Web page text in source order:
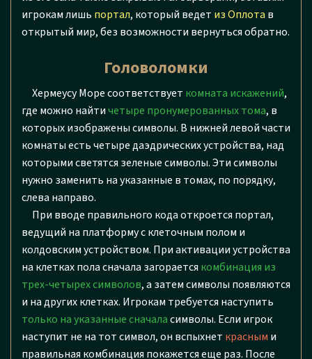
игрокам лишь портал, который ведет из Оплота в
открытый мир, без возможности вернуться обратно.
Головоломки
Хермеусу Море соответствует комната искажений,
где можно найтичетыре пронумерованных тома, в
которых изображены символы. В нижней левой части
комнаты есть четыре даэдрических устройства, над
которыми светятся зеленые символы. Эти символы
нужно заменить на указанные в томах, по порядку,
слева направо.
При вводе правильного кода откроется портал,
ведущий на платформу с клеточным полом и
колдовским устройством. При активации устройства
на клетках пола сначала загорается комбинация из
трех-четырех символов, а затем символы появляются
и на других клетках. Игрокам требуется наступить
только на указанные сначаласимволы. Если игрок
наступит не на тот символ, он вспыхнет красным и
правильная комбинация покажется еще раз. После